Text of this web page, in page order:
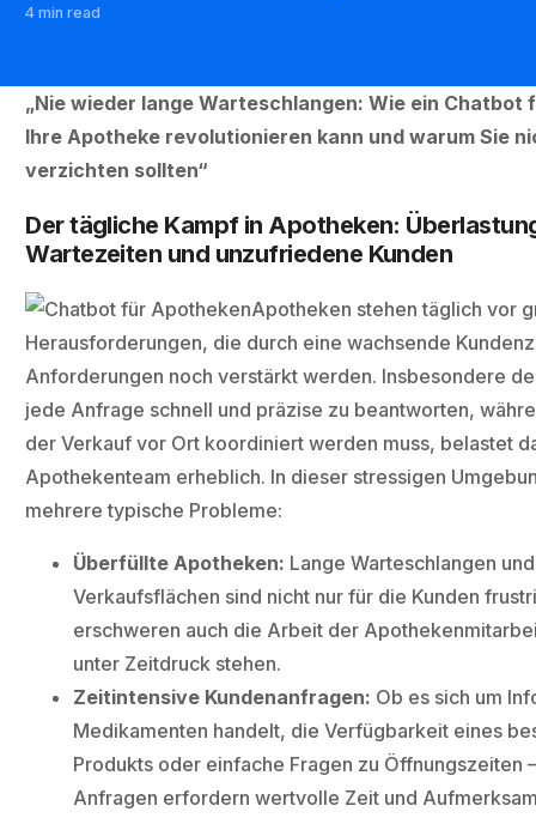
4 min read
„Nie wieder lange Warteschlangen: Wie ein Chatbot
Ihre Apotheke revolutionieren kann und warum Sie
verzichten sollten“
Der tägliche Kampf in Apotheken:
Wartezeiten und unzufriedene Kunden
Apotheken stehen täglich vor
Herausforderungen, die durch eine wachsende
Anforderungen noch verstärkt werden. Insbesondere
jede Anfrage schnell und präzise zu beantworten,
der Verkauf vor Ort koordiniert werden muss, belastet
Apothekenteam erheblich. In dieser stressigen
mehrere typische Probleme:
Überfüllte Apotheken: Lange Warteschlangen
Verkaufsflächen sind nicht nur für die Kunden
erschweren auch die Arbeit der
unter Zeitdruck stehen.
Zeitintensive Kundenanfragen: Ob es sich um
Medikamenten handelt, die Verfügbarkeit eines
Produkts oder einfache Fragen zu Öffnungszeiten
Anfragen erfordern wertvolle Zeit und